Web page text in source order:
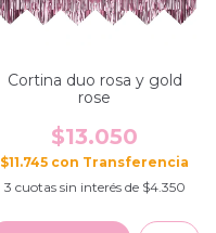
Cortina duo rosa y gold
rose
$13.050
$11.745 con
3 cuotas sin interés de $4.350